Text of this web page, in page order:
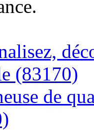
(83170)
de